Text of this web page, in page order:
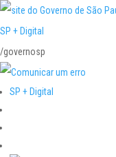
SP + Digital
/governosp
SP + Digital